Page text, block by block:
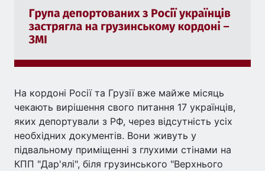
На кордоні Росії та Грузії вже майже місяць
чекають вирішення свого питання 17 українців,
яких депортували з РФ, через відсутність усіх
необхідних документів. Вони живуть у
підвальному приміщенні з глухими стінами на
КПП "Дар'ялі", біля грузинського "Верхнього